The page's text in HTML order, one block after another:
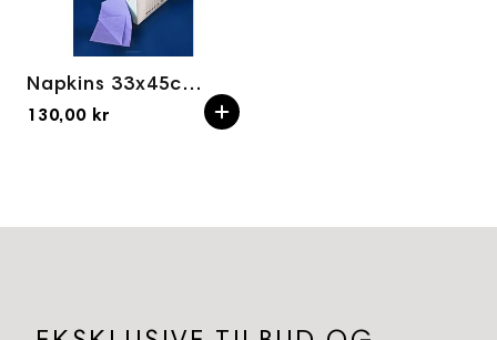
Napkins 33x45cm in dispenser -carton 125pcs
130,00 kr